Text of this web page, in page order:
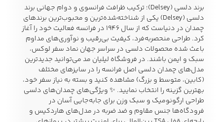
زیبایی و سلامت
خانه و آشپزخانه
شلوارک مردانه ژاکت و پلیور مردانه شلوار کتان مردانه
شلوار جین مردانه
شلوار پارچه ای
مردانه
شلوار اسلش مردانه
برند دلسی (Delsey)؛ ترکیب ظرافت فرانسوی و دوام جهانی برند
دلسی (Delsey) یکی از شناخته‌شده‌ترین و محبوب‌ترین برندهای
چمدان در دنیاست که از سال ۱۹۴۶ در فرانسه فعالیت خود را آغاز
کرد. طراحی منحصربه‌فرد، کیفیت بی‌رقیب و نوآوری‌های مداوم
باعث شده محصولات دلسی در سراسر جهان نماد سفر لوکس،
سبک و ایمن باشند. در فروشگاه لیلیان مد می‌توانید جدیدترین
مدل‌های چمدان دلسی اصل فرانسه را در سایزهای مختلف
(کابین، متوسط و بزرگ) مشاهده کنید و بسته به نیاز سفر خود،
بهترین گزینه را انتخاب نمایید. ✨ ویژگی‌های چمدان‌های دلسی
طراحی ارگونومیک و سبک وزن برای جابه‌جایی آسان در
فرودگاه‌ها جنس مقاوم و ضد ضربه در مدل‌های هاردکیس و